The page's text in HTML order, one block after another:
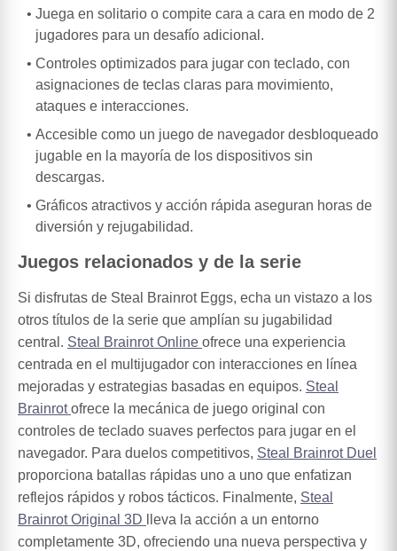
Juega en solitario o compite cara a cara en modo de 2
jugadores para un desafío adicional.
Controles optimizados para jugar con teclado, con
asignaciones de teclas claras para movimiento,
ataques e interacciones.
Accesible como un juego de navegador desbloqueado
jugable en la mayoría de los dispositivos sin
descargas.
Gráficos atractivos y acción rápida aseguran horas de
diversión y rejugabilidad.
Juegos relacionados y de la serie
Si disfrutas de Steal Brainrot Eggs, echa un vistazo a los
otros títulos de la serie que amplían su jugabilidad
central. Steal Brainrot Online ofrece una experiencia
centrada en el multijugador con interacciones en línea
mejoradas y estrategias basadas en equipos. Steal
Brainrotofrece la mecánica de juego original con
controles de teclado suaves perfectos para jugar en el
navegador. Para duelos competitivos, Steal Brainrot Duel
proporciona batallas rápidas uno a uno que enfatizan
reflejos rápidos y robos tácticos. Finalmente, Steal
Brainrot Original 3D
lleva la acción a un entorno
completamente 3D, ofreciendo una nueva perspectiva y